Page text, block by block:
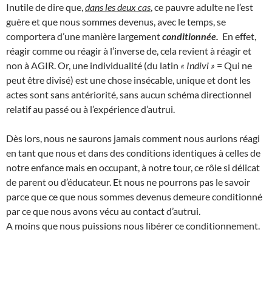
Inutile de dire que, dans les deux cas , ce pauvre adulte ne l’est
guère et que nous sommes devenus, avec le temps, se
comportera d’une manière largementconditionnée. En effet,
réagir comme ou réagir à l’inverse de, cela revient à réagir et
non à AGIR. Or, une individualité (du latin « Indivi » = Qui ne
peut être divisé) est une chose insécable, unique et dont les
actes sont sans antériorité, sans aucun schéma directionnel
relatif au passé ou à l’expérience d’autrui.
Dès lors, nous ne saurons jamais comment nous aurions réagi
en tant que nous et dans des conditions identiques à celles de
notre enfance mais en occupant, à notre tour, ce rôle si délicat
de parent ou d’éducateur. Et nous ne pourrons pas le savoir
parce que ce que nous sommes devenus demeure conditionné
par ce que nous avons vécu au contact d’autrui.
A moins que nous puissions nous libérer ce conditionnement.